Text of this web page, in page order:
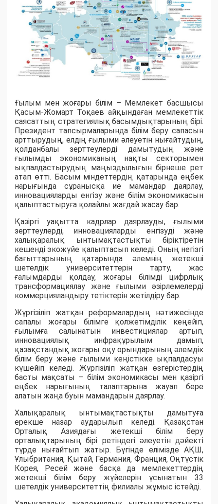
Ғылым мен жоғары білім – Мемлекет басшысы
Қасым-Жомарт Тоқаев айқындаған мемлекеттік
саясаттың стратегиялық басымдықтарының бірі.
Президент тапсырмаларында білім беру сапасын
арттырудың, елдің ғылыми әлеуетін нығайтудың,
қолданбалы зерттеулерді дамытудың және
ғылымды экономиканың нақты секторымен
ықпалдастырудың маңыздылығын бірнеше рет
атап өтті. Басым міндеттердің қатарында еңбек
нарығында сұранысқа ие мамандар даярлау,
инновацияларды енгізу және білім экономикасын
қалыптастыруға қолайлы жағдай жасау бар.
Қазіргі уақытта кадрлар даярлауды, ғылыми
зерттеулерді, инновацияларды енгізуді және
халықаралық ынтымақтастықты біріктіретін
кешенді экожүйе қалыптасып келеді. Оның негізгі
бағыттарының қатарында әлемнің жетекші
шетелдік университеттерін тарту, жас
ғалымдарды қолдау, жоғары білімді цифрлық
трансформациялау және ғылыми әзірлемелерді
коммерцияландыру тетіктерін жетілдіру бар.
Жүргізіліп жатқан реформалардың нәтижесінде
сапалы жоғары білімге қолжетімділік кеңейіп,
ғылымға салынатын инвестициялар артып,
инновациялық инфрақұрылым дамып,
қазақстандық жоғары оқу орындарының әлемдік
білім беру және ғылыми кеңістікке ықпалдасуы
күшейіп келеді. Жүргізіліп жатқан өзгерістердің
басты мақсаты – білім экономикасы мен қазіргі
еңбек нарығының талаптарына жауап бере
алатын жаңа буын мамандарын даярлау.
Халықаралық ынтымақтастықты дамытуға
ерекше назар аударылып келеді. Қазақстан
Орталық Азиядағы жетекші білім беру
орталықтарының бірі ретіндегі әлеуетін дәйекті
түрде нығайтып жатыр. Бүгінде елімізде АҚШ,
Ұлыбритания, Қытай, Германия, Франция, Оңтүстік
Корея, Ресей және басқа да мемлекеттердің
жетекші білім беру жүйелерін ұсынатын 33
шетелдік университеттің филиалы жұмыс істейді.